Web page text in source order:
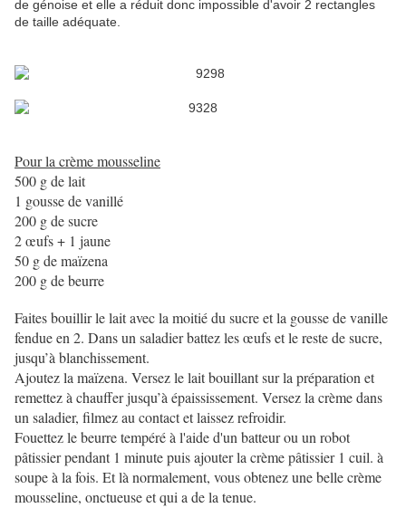
de génoise et elle a réduit donc impossible d'avoir 2 rectangles
de taille adéquate.
Pour la crème mousseline
500 g de lait
1 gousse de vanillé
200 g de sucre
2 œufs + 1 jaune
50 g de maïzena
200 g de beurre
Faites bouillir le lait avec la moitié du sucre et la gousse de vanille
fendue en 2. Dans un saladier battez les œufs et le reste de sucre,
jusqu’à blanchissement.
Ajoutez la maïzena. Versez le lait bouillant sur la préparation et
remettez à chauffer jusqu’à épaississement. Versez la crème dans
un saladier, filmez au contact et laissez refroidir.
Fouettez le beurre tempéré à l'aide d'un batteur ou un robot
pâtissier pendant 1 minute puis ajouter la crème pâtissier 1 cuil. à
soupe à la fois. Et là normalement, vous obtenez une belle crème
mousseline, onctueuse et qui a de la tenue.